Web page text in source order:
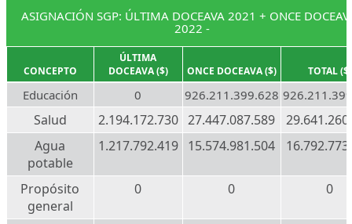
ASIGNACIÓN SGP: ÚLTIMA DOCEAVA 2021 + ONCE
2022 -
CONCEPTO
ÚLTIMA
DOCEAVA ($)
ONCE DOCEAVA ($) TOTAL ($)
Educación 0 926.211.399.628
Salud 2.194.172.730 27.447.087.589
Agua
potable
1.217.792.419 15.574.981.504
Propósito
general
0 0 0